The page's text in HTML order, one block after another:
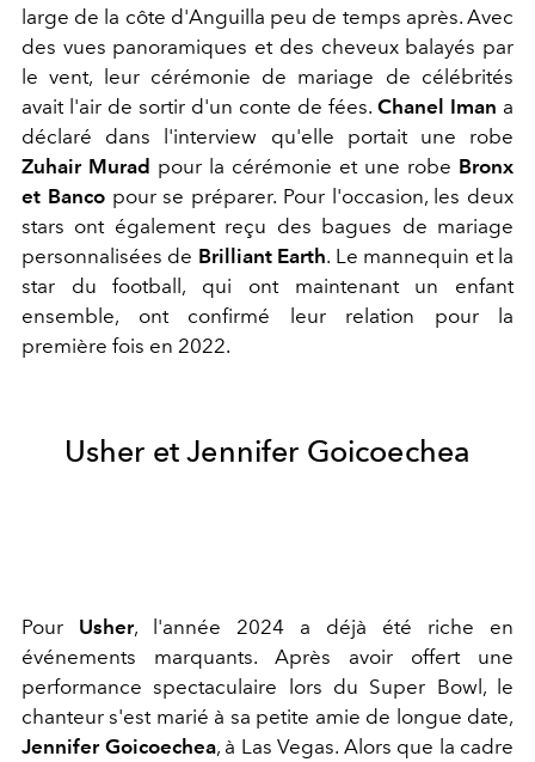
large de la côte d'Anguilla peu de temps après. Avec
des vues panoramiques et des cheveux balayés par
le vent, leur cérémonie de mariage de célébrités
avait l'air de sortir d'un conte de fées. Chanel Iman a
déclaré dans l'interview qu'elle portait une robe
Zuhair Murad pour la cérémonie et une robe Bronx
et Bancopour se préparer. Pour l'occasion, les deux
stars ont également reçu des bagues de mariage
personnalisées de Brilliant Earth. Le mannequin et la
star du football, qui ont maintenant un enfant
ensemble, ont confirmé leur relation pour la
première fois en 2022.
Usher et Jennifer Goicoechea
Pour Usher, l'année 2024 a déjà été riche en
événements marquants. Après avoir offert une
performance spectaculaire lors du Super Bowl, le
chanteur s'est marié à sa petite amie de longue date,
Jennifer Goicoechea, à Las Vegas. Alors que la cadre